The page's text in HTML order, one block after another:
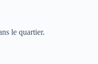
le quartier.